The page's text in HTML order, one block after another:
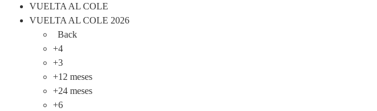
VUELTA AL COLE
VUELTA AL COLE 2026
Back
+4
+3
+12 meses
+24 meses
+6